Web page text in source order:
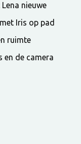
nieuwe
Iris op pad
ruimte
en de camera